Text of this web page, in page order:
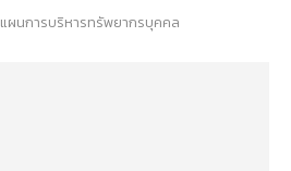
แผนการบริหารทรัพยากรบุคคล